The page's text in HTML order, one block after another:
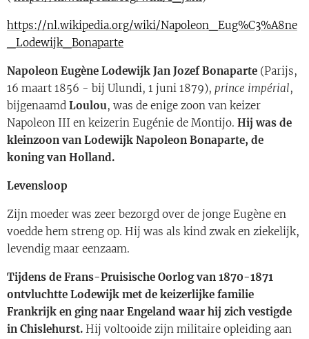
https://nl.wikipedia.org/wiki/Napoleon_Eug%C3%A8ne
_Lodewijk_Bonaparte
Napoleon Eugène Lodewijk Jan Jozef Bonaparte (Parijs,
16 maart 1856 - bij Ulundi, 1 juni 1879), prince impérial,
bijgenaamd Loulou, was de enige zoon van keizer
Napoleon III en keizerin Eugénie de Montijo. Hij was de
kleinzoon van Lodewijk Napoleon Bonaparte, de
koning van Holland.
Levensloop
Zijn moeder was zeer bezorgd over de jonge Eugène en
voedde hem streng op. Hij was als kind zwak en ziekelijk,
levendig maar eenzaam.
Tijdens de Frans-Pruisische Oorlog van 1870-1871
ontvluchtte Lodewijk met de keizerlijke familie
Frankrijk en ging naar Engeland waar hij zich vestigde
in Chislehurst. Hij voltooide zijn militaire opleiding aan